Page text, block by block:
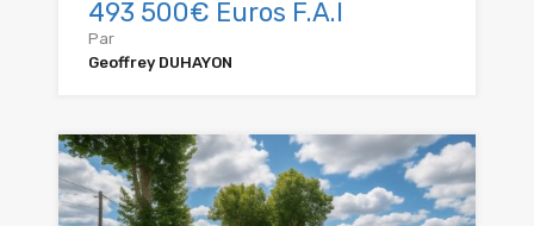
493 500€ Euros F.A.I
Par
Geoffrey DUHAYON